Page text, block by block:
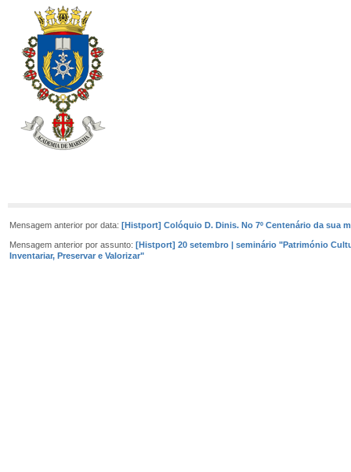
Mensagem anterior por data: [Histport] Colóquio D. Dinis. No 7º Centenário da sua
Mensagem anterior por assunto: [Histport] 20 setembro | seminário "Património
Inventariar, Preservar e Valorizar"